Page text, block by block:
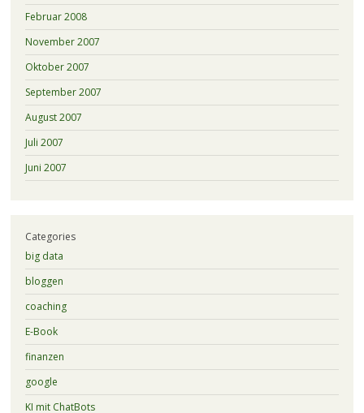
Februar 2008
November 2007
Oktober 2007
September 2007
August 2007
Juli 2007
Juni 2007
Categories
big data
bloggen
coaching
E-Book
finanzen
google
KI mit ChatBots